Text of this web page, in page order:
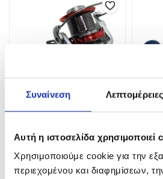
Συναίνεση Λεπτομέρειες
Αυτή η ιστοσελίδα χρησιμοποιεί
Χρησιμοποιούμε cookie για την
περιεχομένου και διαφημίσεων,
Atom 10000
55,00€
In Stock
In